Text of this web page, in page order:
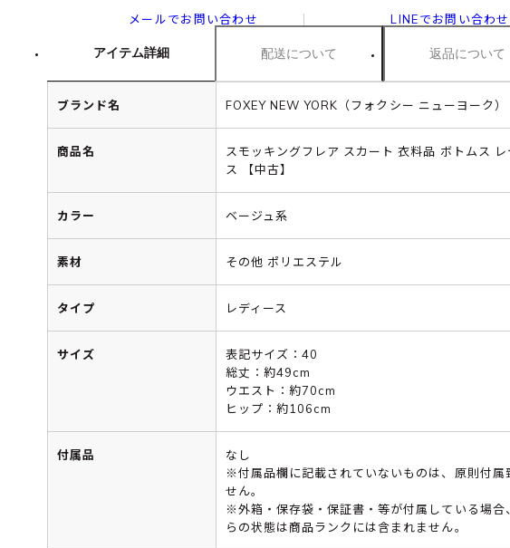
メールでお問い合わせ LINEでお問い合わせ
アイテム詳細 配送について 返品について
ブランド名 FOXEY NEW YORK（フォクシー ニューヨーク）
商品名
スモッキングフレア スカート 衣料品 ボトムス レ
ス 【中古】
カラー ベージュ系
素材 その他 ポリエステル
タイプ レディース
サイズ
表記サイズ：40
総丈：約49cm
ウエスト：約70cm
ヒップ：約106cm
付属品
なし
※付属品欄に記載されていないものは、原則付属
せん。
※外箱・保存袋・保証書・等が付属している場合
らの状態は商品ランクには含まれません。